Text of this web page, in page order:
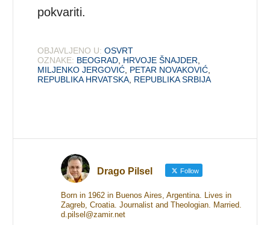
pokvariti.
OBJAVLJENO U: OSVRT
OZNAKE: BEOGRAD HRVOJE ŠNAJDER
MILJENKO JERGOVIĆ PETAR NOVAKOVIĆ
REPUBLIKA HRVATSKA REPUBLIKA SRBIJA
Drago Pilsel Follow
Born in 1962 in Buenos Aires, Argentina. Lives in
Zagreb, Croatia. Journalist and Theologian. Married.
d.pilsel@zamir.net